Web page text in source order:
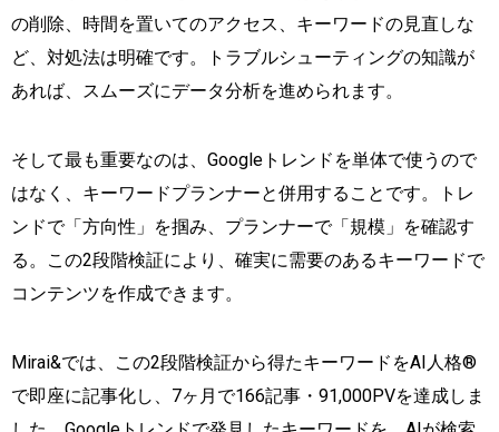
の削除、時間を置いてのアクセス、キーワードの見直しな
ど、対処法は明確です。トラブルシューティングの知識が
あれば、スムーズにデータ分析を進められます。
そして最も重要なのは、Googleトレンドを単体で使うので
はなく、キーワードプランナーと併用することです。トレ
ンドで「方向性」を掴み、プランナーで「規模」を確認す
る。この2段階検証により、確実に需要のあるキーワードで
コンテンツを作成できます。
Mirai&では、この2段階検証から得たキーワードをAI人格®
で即座に記事化し、7ヶ月で166記事・91,000PVを達成しま